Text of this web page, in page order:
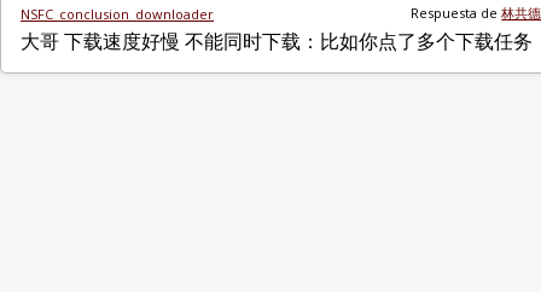
NSFC_conclusion_downloader Respuesta de林共德
大哥 下载速度好慢 不能同时下载：比如你点了多个下载任